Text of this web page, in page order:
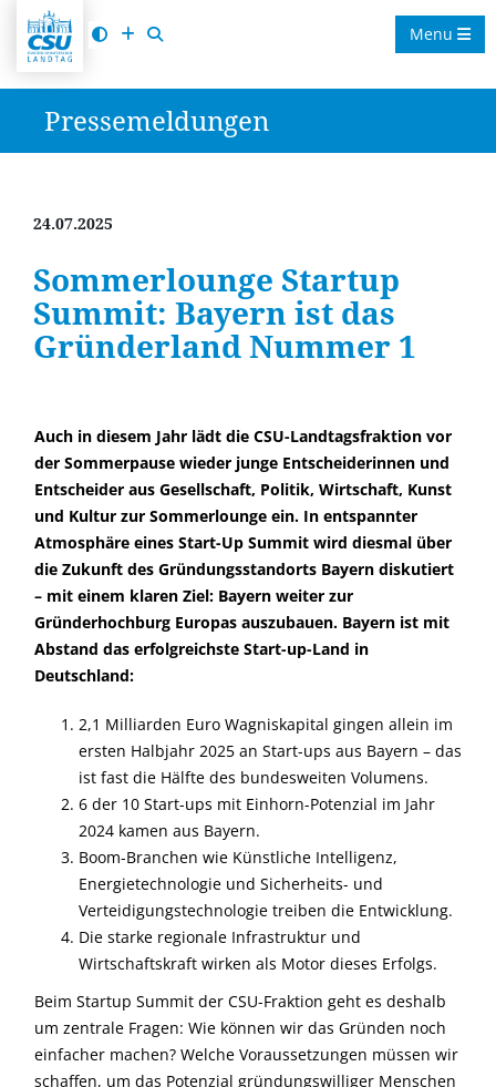
Menu
Pressemeldungen
24.07.2025
Sommerlounge Startup
Summit: Bayern ist das
Gründerland Nummer 1
Auch in diesem Jahr lädt die CSU-Landtagsfraktion vor
der Sommerpause wieder junge Entscheiderinnen und
Entscheider aus Gesellschaft, Politik, Wirtschaft, Kunst
und Kultur zur Sommerlounge ein. In entspannter
Atmosphäre eines Start-Up Summit wird diesmal über
die Zukunft des Gründungsstandorts Bayern diskutiert
– mit einem klaren Ziel: Bayern weiter zur
Gründerhochburg Europas auszubauen. Bayern ist mit
Abstand das erfolgreichste Start-up-Land in
Deutschland:
2,1 Milliarden Euro Wagniskapital gingen allein im
ersten Halbjahr 2025 an Start-ups aus Bayern – das
ist fast die Hälfte des bundesweiten Volumens.
6 der 10 Start-ups mit Einhorn-Potenzial im Jahr
2024 kamen aus Bayern.
Boom-Branchen wie Künstliche Intelligenz,
Energietechnologie und Sicherheits- und
Verteidigungstechnologie treiben die Entwicklung.
Die starke regionale Infrastruktur und
Wirtschaftskraft wirken als Motor dieses Erfolgs.
Beim Startup Summit der CSU-Fraktion geht es deshalb
um zentrale Fragen: Wie können wir das Gründen noch
einfacher machen? Welche Voraussetzungen müssen wir
schaffen, um das Potenzial gründungswilliger Menschen